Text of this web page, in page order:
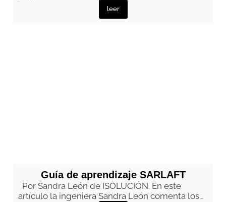
leer
Guía de aprendizaje SARLAFT
Por Sandra León de ISOLUCIÓN. En este
artículo la ingeniera Sandra León comenta los…